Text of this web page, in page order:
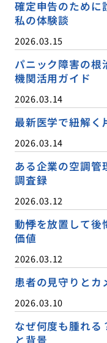
確定申告のために
私の体験談
2026.03.15
パニック障害の根
機関活用ガイド
2026.03.14
最新医学で紐解く
2026.03.14
ある企業の空調管
調査録
2026.03.12
動悸を放置して後
価値
2026.03.12
患者の見守りとカ
2026.03.10
なぜ何度も腫れる
と背景